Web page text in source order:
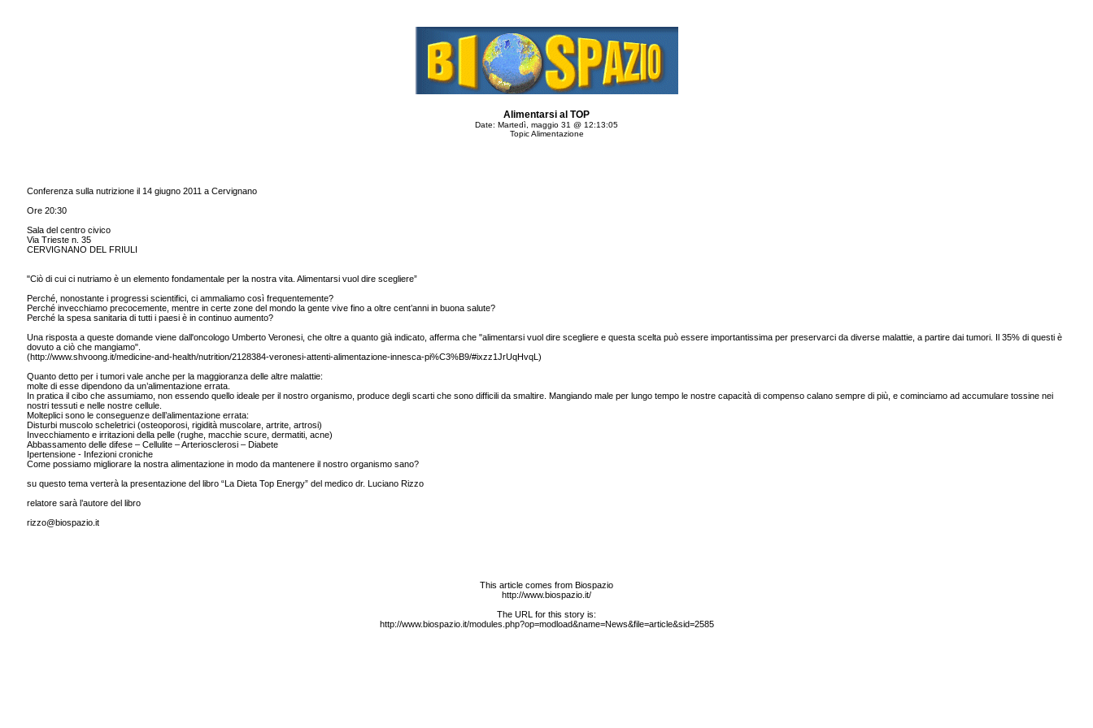
Alimentarsi al TOP
Date: Martedì, maggio 31 @ 12:13:05
Topic Alimentazione
Conferenza sulla nutrizione il 14 giugno 2011 a Cervignano
Ore 20:30
Sala del centro civico
Via Trieste n. 35
CERVIGNANO DEL FRIULI
"Ciò di cui ci nutriamo è un elemento fondamentale per la nostra vita. Alimentarsi vuol dire scegliere”
Perché, nonostante i progressi scientifici, ci ammaliamo così frequentemente?
Perché invecchiamo precocemente, mentre in certe zone del mondo la gente vive fino a oltre cent’anni in buona salute?
Perché la spesa sanitaria di tutti i paesi è in continuo aumento?
Una risposta a queste domande viene dall'oncologo Umberto Veronesi, che oltre a quanto già indicato, afferma che "alimentarsi vuol dire scegliere e questa scelta può essere importantissima per preservarci da diverse malattie, a partire dai tumori. Il 35% di questi è
dovuto a ciò che mangiamo".
(http://www.shvoong.it/medicine-and-health/nutrition/2128384-veronesi-attenti-alimentazione-innesca-pi%C3%B9/#ixzz1JrUqHvqL)
Quanto detto per i tumori vale anche per la maggioranza delle altre malattie:
molte di esse dipendono da un’alimentazione errata.
In pratica il cibo che assumiamo, non essendo quello ideale per il nostro organismo, produce degli scarti che sono difficili da smaltire. Mangiando male per lungo tempo le nostre capacità di compenso calano sempre di più, e cominciamo ad accumulare tossine nei
nostri tessuti e nelle nostre cellule.
Molteplici sono le conseguenze dell’alimentazione errata:
Disturbi muscolo scheletrici (osteoporosi, rigidità muscolare, artrite, artrosi)
Invecchiamento e irritazioni della pelle (rughe, macchie scure, dermatiti, acne)
Abbassamento delle difese – Cellulite – Arteriosclerosi – Diabete
Ipertensione - Infezioni croniche
Come possiamo migliorare la nostra alimentazione in modo da mantenere il nostro organismo sano?
su questo tema verterà la presentazione del libro “La Dieta Top Energy” del medico dr. Luciano Rizzo
relatore sarà l’autore del libro
rizzo@biospazio.it
This article comes from Biospazio
http://www.biospazio.it/
The URL for this story is:
http://www.biospazio.it/modules.php?op=modload&name=News&file=article&sid=2585